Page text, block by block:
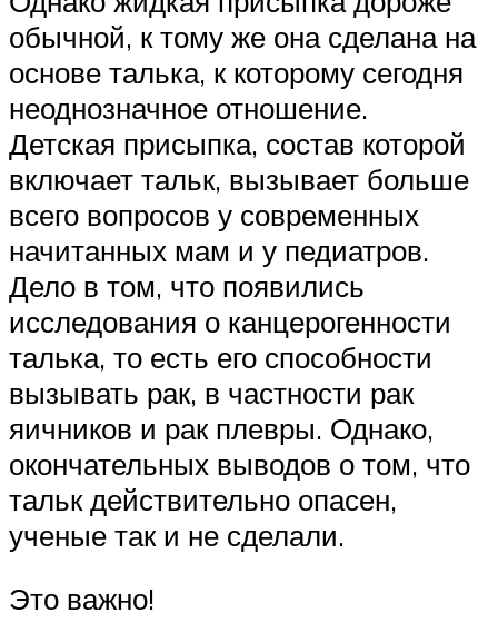
обычной, к тому же она сделана на
основе талька, к которому сегодня
неоднозначное отношение.
Детская присыпка, состав которой
включает тальк, вызывает больше
всего вопросов у современных
начитанных мам и у педиатров.
Дело в том, что появились
исследования о канцерогенности
талька, то есть его способности
вызывать рак, в частности рак
яичников и рак плевры. Однако,
окончательных выводов о том, что
тальк действительно опасен,
ученые так и не сделали.
Это важно!